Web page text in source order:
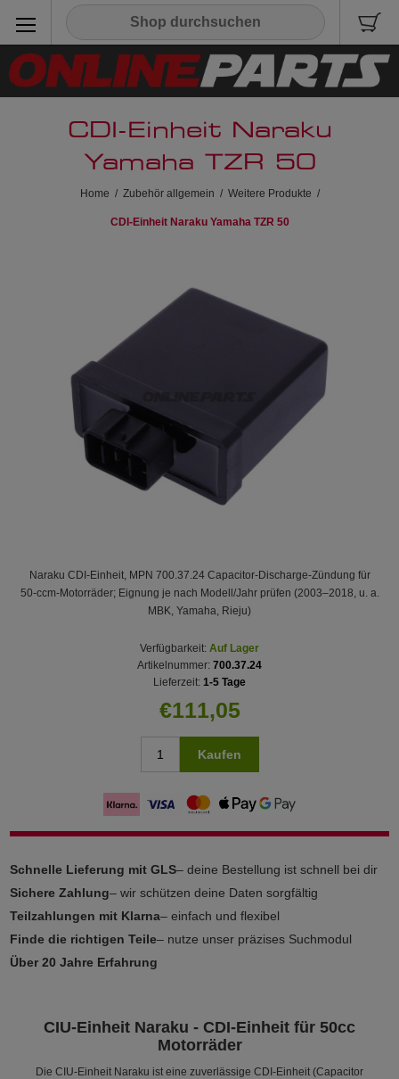
CDI-Einheit Naraku
Yamaha TZR 50
Home / Zubehör allgemein / Weitere Produkte /
CDI-Einheit Naraku Yamaha TZR 50
Naraku CDI-Einheit, MPN 700.37.24 Capacitor-Discharge-Zündung für
50‑ccm-Motorräder; Eignung je nach Modell/Jahr prüfen (2003–2018, u. a.
MBK, Yamaha, Rieju)
Verfügbarkeit: Auf Lager
Artikelnummer: 700.37.24
Lieferzeit: 1-5 Tage
€111,05
Kaufen
Schnelle Lieferung mit GLS– deine Bestellung ist schnell bei dir
Sichere Zahlung– wir schützen deine Daten sorgfältig
Teilzahlungen mit Klarna– einfach und flexibel
Finde die richtigen Teile– nutze unser präzises Suchmodul
Über 20 Jahre Erfahrung
CIU-Einheit Naraku - CDI-Einheit für 50cc
Motorräder
Die CIU-Einheit Naraku ist eine zuverlässige CDI-Einheit (Capacitor